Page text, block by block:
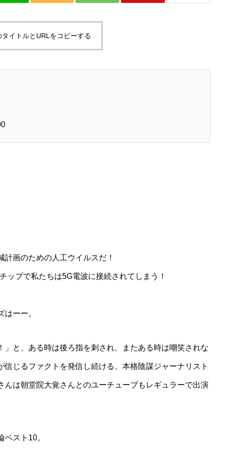
タイトルとURLをコピーする
画のための人工ウイルスだ！
ップで私たちは5G電波に接続されてしまう！
ーー。
」と、ある時は後ろ指を刺され、またある時は嘲笑されな
じるファクトを発信し続ける、本格陰謀ジャーナリスト
は朝堂院大覚さんとのユーチューブもレギュラーで出演
ベスト10。